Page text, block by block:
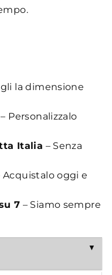
la dimensione
– Personalizzalo
Italia – Senza
Acquistalo oggi e
7 – Siamo sempre